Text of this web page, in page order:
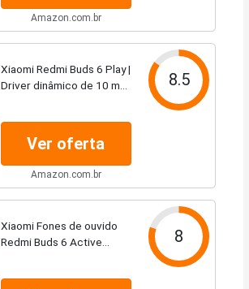
Amazon.com.br
Xiaomi Redmi Buds 6 Play |
Driver dinâmico de 10 mm
Controle de toque -...
8.5
Ver oferta
Amazon.com.br
Xiaomi Fones de ouvido
Redmi Buds 6 Active
8